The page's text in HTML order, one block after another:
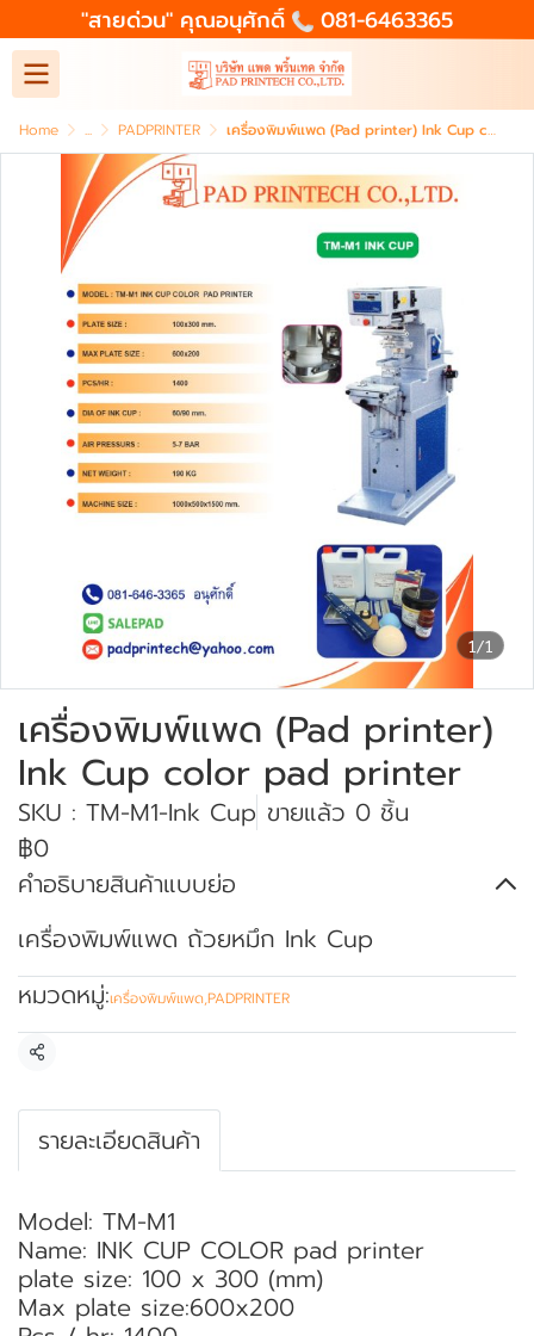
"สายด่วน" คุณอนุศักดิ์ 081-6463365
Home ... PADPRINTER เครื่องพิมพ์แพด (Pad printer) Ink Cup color pad printer
1/1
เครื่องพิมพ์แพด (Pad printer)
Ink Cup color pad printer
SKU : TM-M1-Ink Cup ขายแล้ว 0 ชิ้น
฿0
คำอธิบายสินค้าแบบย่อ
เครื่องพิมพ์แพด ถ้วยหมึก Ink Cup
หมวดหมู่:เครื่องพิมพ์แพด,PADPRINTER
แชร์
รายละเอียดสินค้า
Model: TM-M1
Name: INK CUP COLOR pad printer
plate size: 100 x 300 (mm)
Max plate size:600x200